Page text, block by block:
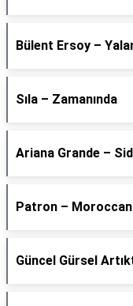
Bülent Ersoy –
Sıla – Zamanında
Ariana Grande –
Patron –
Güncel Gürsel